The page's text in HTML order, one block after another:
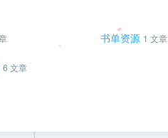
书单资源 1 文章
6 文章